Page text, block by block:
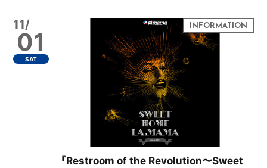
11/
01
SAT
『Restroom of the Revolution〜Sweet